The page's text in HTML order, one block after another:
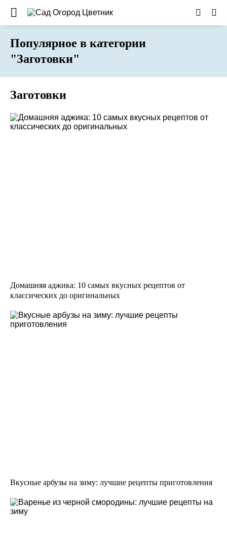
Популярное в категории
"Заготовки"
Заготовки
Домашняя аджика: 10 самых вкусных рецептов от
классических до оригинальных
Вкусные арбузы на зиму: лучшие рецепты приготовления